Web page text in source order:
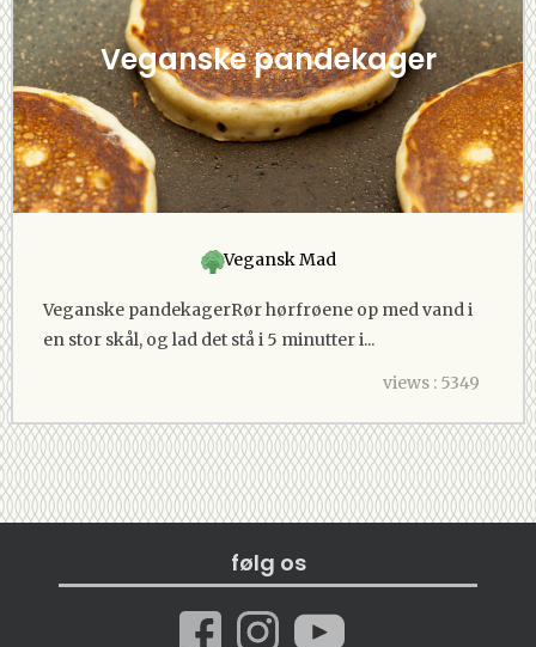
Veganske pandekager
Vegansk Mad
Veganske pandekagerRør hørfrøene op med vand i
en stor skål, og lad det stå i 5 minutter i...
views : 5349
følg os